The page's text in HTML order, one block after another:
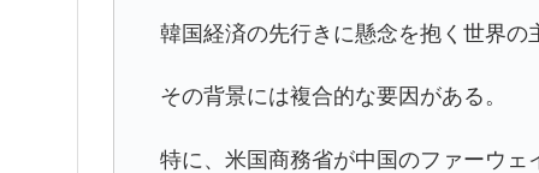
韓国経済の先行きに懸念を抱く世界の
その背景には複合的な要因がある。
特に、米国商務省が中国のファーウェ